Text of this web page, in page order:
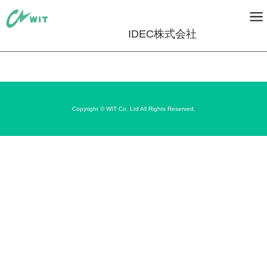
IDEC株式会社
Copyright © WIT Co. Ltd All Rights Reserved.